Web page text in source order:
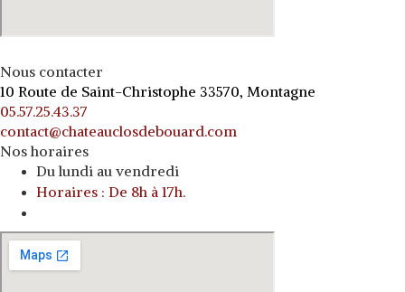
Nous contacter
10 Route de Saint-Christophe 33570, Montagne
05.57.25.43.37
contact@chateauclosdebouard.com
Nos horaires
Du lundi au vendredi
Horaires : De 8h à 17h.